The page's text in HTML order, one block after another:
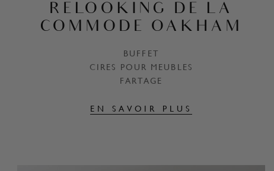
RELOOKING DE LA
COMMODE OAKHAM
BUFFET
CIRES POUR MEUBLES
FARTAGE
EN SAVOIR PLUS